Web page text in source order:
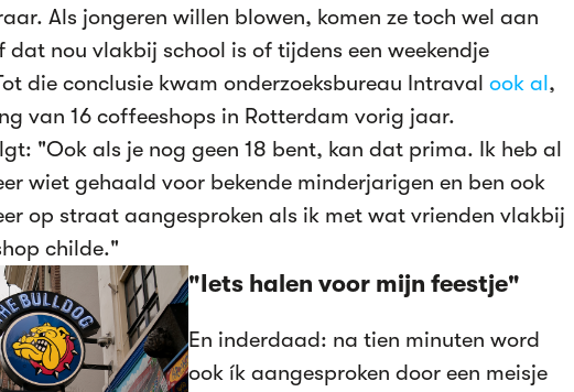
Als jongeren willen blowen, komen ze toch wel aan
dat nou vlakbij school is of tijdens een weekendje
die conclusie kwam onderzoeksbureau Intraval ook al,
van 16 coffeeshops in Rotterdam vorig jaar.
"Ook als je nog geen 18 bent, kan dat prima. Ik heb al
wiet gehaald voor bekende minderjarigen en ben ook
op straat aangesproken als ik met wat vrienden vlakbij
childe."
"Iets halen voor mijn feestje"
En inderdaad: na tien minuten word
ook ík aangesproken door een meisje